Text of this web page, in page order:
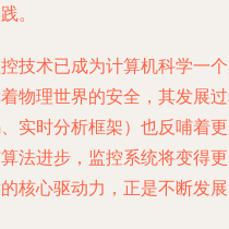
。
技术已成为计算机科学一
物理世界的安全，其发展
实时分析框架）也反哺着
法进步，监控系统将变得
核心驱动力，正是不断发展